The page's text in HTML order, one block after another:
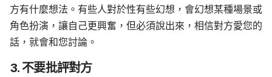
方有什麼想法。有些人對於性有些幻想，會幻想某種場景或
角色扮演，讓自己更興奮，但必須說出來，相信對方愛您的
話，就會和您討論。
3. 不要批評對方